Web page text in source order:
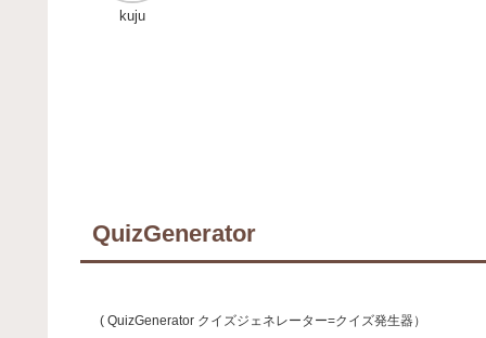
kuju
QuizGenerator
( QuizGenerator クイズジェネレーター=クイズ発生器）